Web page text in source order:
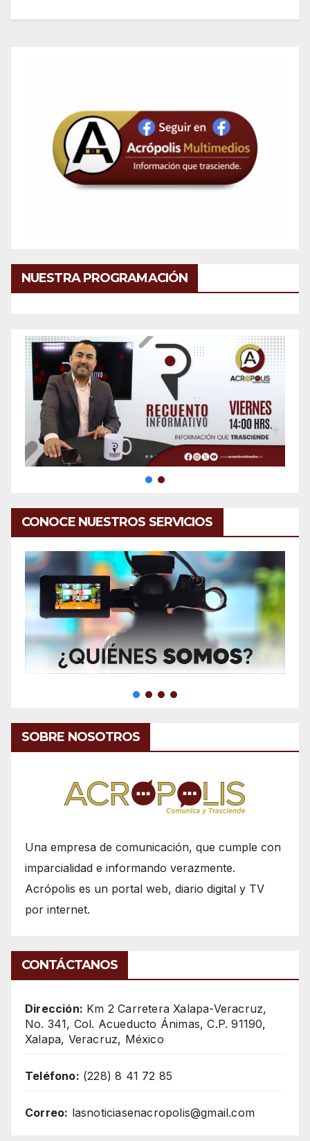
NUESTRA PROGRAMACIÓN
CONOCE NUESTROS SERVICIOS
SOBRE NOSOTROS
Una empresa de comunicación, que cumple con
imparcialidad e informando verazmente.
Acrópolis es un portal web, diario digital y TV
por internet.
CONTÁCTANOS
Dirección: Km 2 Carretera Xalapa-Veracruz,
No. 341, Col. Acueducto Ánimas, C.P. 91190,
Xalapa, Veracruz, México
Teléfono: (228) 8 41 72 85
Correo: lasnoticiasenacropolis@gmail.com